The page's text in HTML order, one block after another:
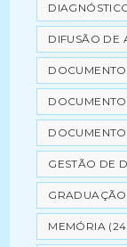
DIFUSÃO DE
GESTÃO DE
MEMÓRIA